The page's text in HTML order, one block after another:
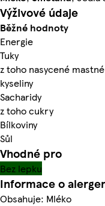
Výživové údaje
Běžné hodnoty
Energie
Tuky
z toho nasycené mastné
kyseliny
Sacharidy
z toho cukry
Bílkoviny
Sůl
Vhodné pro
Bez lepku
Informace o
Obsahuje: Mléko